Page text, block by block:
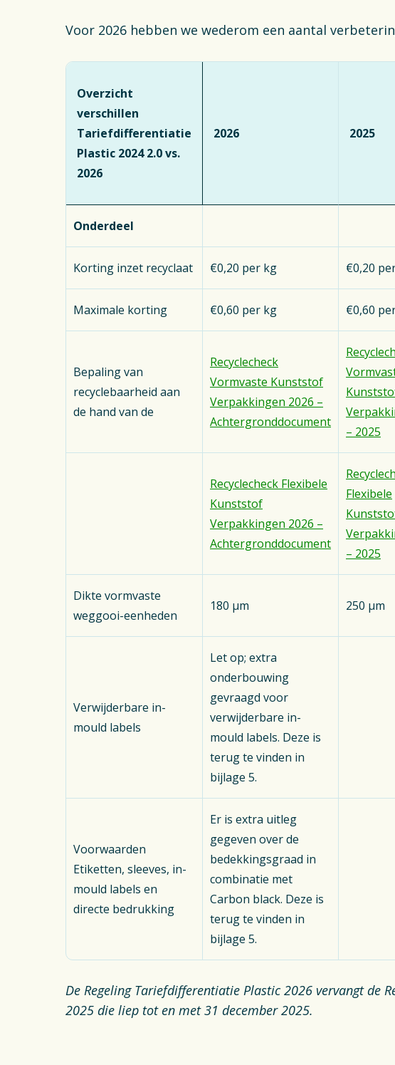
Voor 2026 hebben we wederom een aantal
Overzicht
verschillen
Tariefdifferentiatie
Plastic 2024 2.0 vs.
2026
2026 2025
Onderdeel
Korting inzet recyclaat €0,20 per kg €0,20
Maximale korting €0,60 per kg €0,60
Bepaling van
recyclebaarheid aan
de hand van de
Recyclecheck
Vormvaste Kunststof
Verpakkingen 2026 –
Achtergronddocument
– 2025
Recyclecheck Flexibele
Kunststof
Verpakkingen 2026 –
Achtergronddocument
Flexibele
– 2025
Dikte vormvaste
weggooi-eenheden
180 μm 250 μm
Verwijderbare in-
mould labels
Let op; extra
onderbouwing
gevraagd voor
verwijderbare in-
mould labels. Deze is
terug te vinden in
bijlage 5.
Voorwaarden
Etiketten, sleeves, in-
mould labels en
directe bedrukking
Er is extra uitleg
gegeven over de
bedekkingsgraad in
combinatie met
Carbon black. Deze is
terug te vinden in
bijlage 5.
De Regeling Tariefdifferentiatie Plastic 2026 vervangt de
2025 die liep tot en met 31 december 2025.